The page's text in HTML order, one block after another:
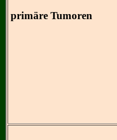
primäre Tumoren